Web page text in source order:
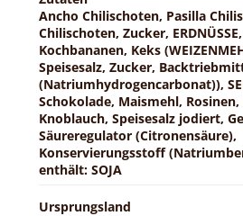
Ancho Chilischoten, Pasilla
Chilischoten, Zucker, ERDNÜSSE,
Kochbananen, Keks
Speisesalz, Zucker,
(Natriumhydrogencarbonat)),
Schokolade, Maismehl,
Knoblauch, Speisesalz jodiert,
Säureregulator (Citronensäure),
Konservierungsstoff
enthält: SOJA
Ursprungsland